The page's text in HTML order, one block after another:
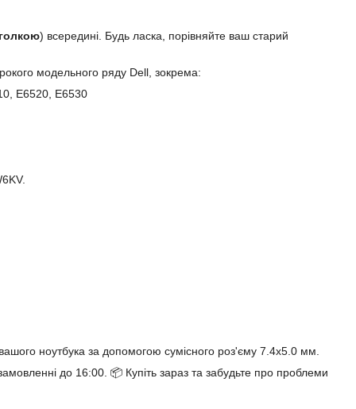
голкою) всередині. Будь ласка, порівняйте ваш старий
модельного ряду Dell, зокрема:
E6520, E6530
ноутбука за допомогою сумісного роз'єму 7.4x5.0 мм.
до 16:00. 📦 Купіть зараз та забудьте про проблеми